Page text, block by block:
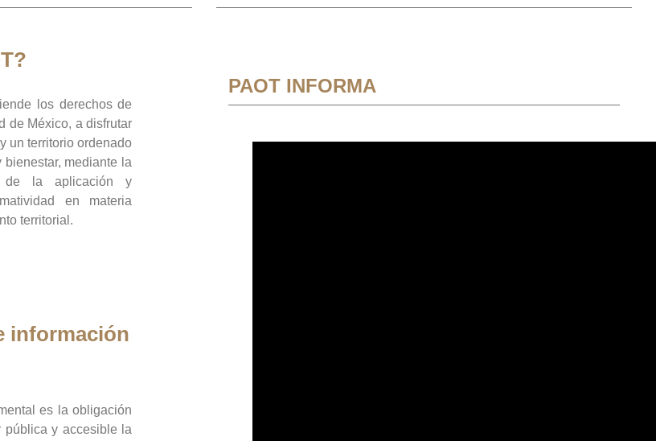
los derechos de
de México, a disfrutar
un territorio ordenado
mediante la
de la aplicación y
en materia
territorial.
información
es la obligación
pública y accesible la
PAOT INFORMA